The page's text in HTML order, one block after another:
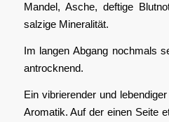
Mandel, Asche, deftige
salzige Mineralität.
Im langen Abgang nochmals
antrocknend.
Ein vibrierender und
Aromatik. Auf der einen Seite